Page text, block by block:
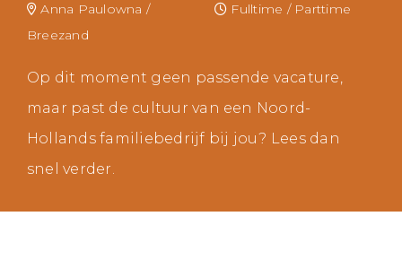
Anna Paulowna /
Breezand
Fulltime / Parttime
Op dit moment geen passende vacature,
maar past de cultuur van een Noord-
Hollands familiebedrijf bij jou? Lees dan
snel verder.